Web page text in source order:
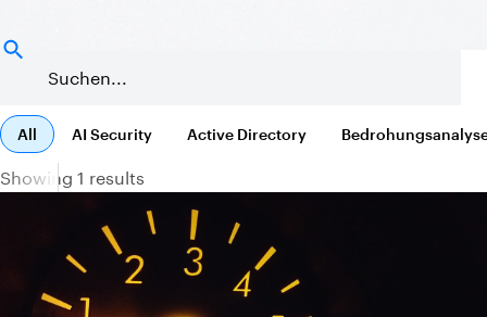
All AI Security Active Directory
Showing 1 results